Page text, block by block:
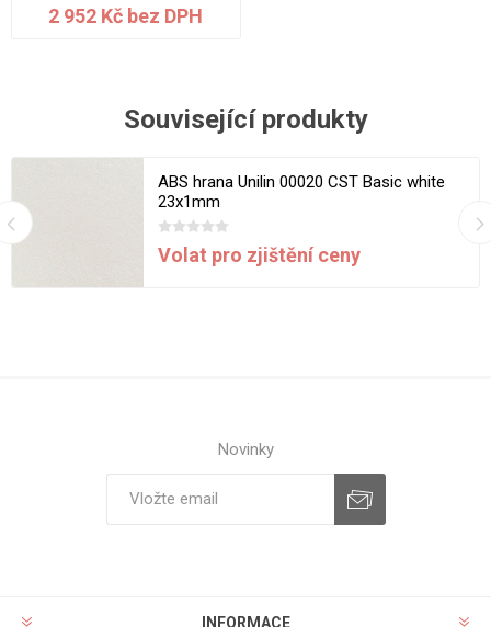
2 952 Kč bez DPH
Související produkty
ABS hrana Unilin 00020 CST Basic white
23x1mm
Volat pro zjištění ceny
Novinky
INFORMACE